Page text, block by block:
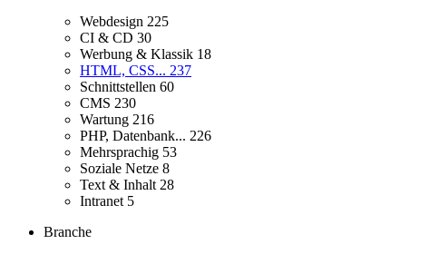
Webdesign 225
CI & CD 30
Werbung & Klassik 18
HTML, CSS... 237
Schnittstellen 60
CMS 230
Wartung 216
PHP, Datenbank... 226
Mehrsprachig 53
Soziale Netze 8
Text & Inhalt 28
Intranet 5
Branche